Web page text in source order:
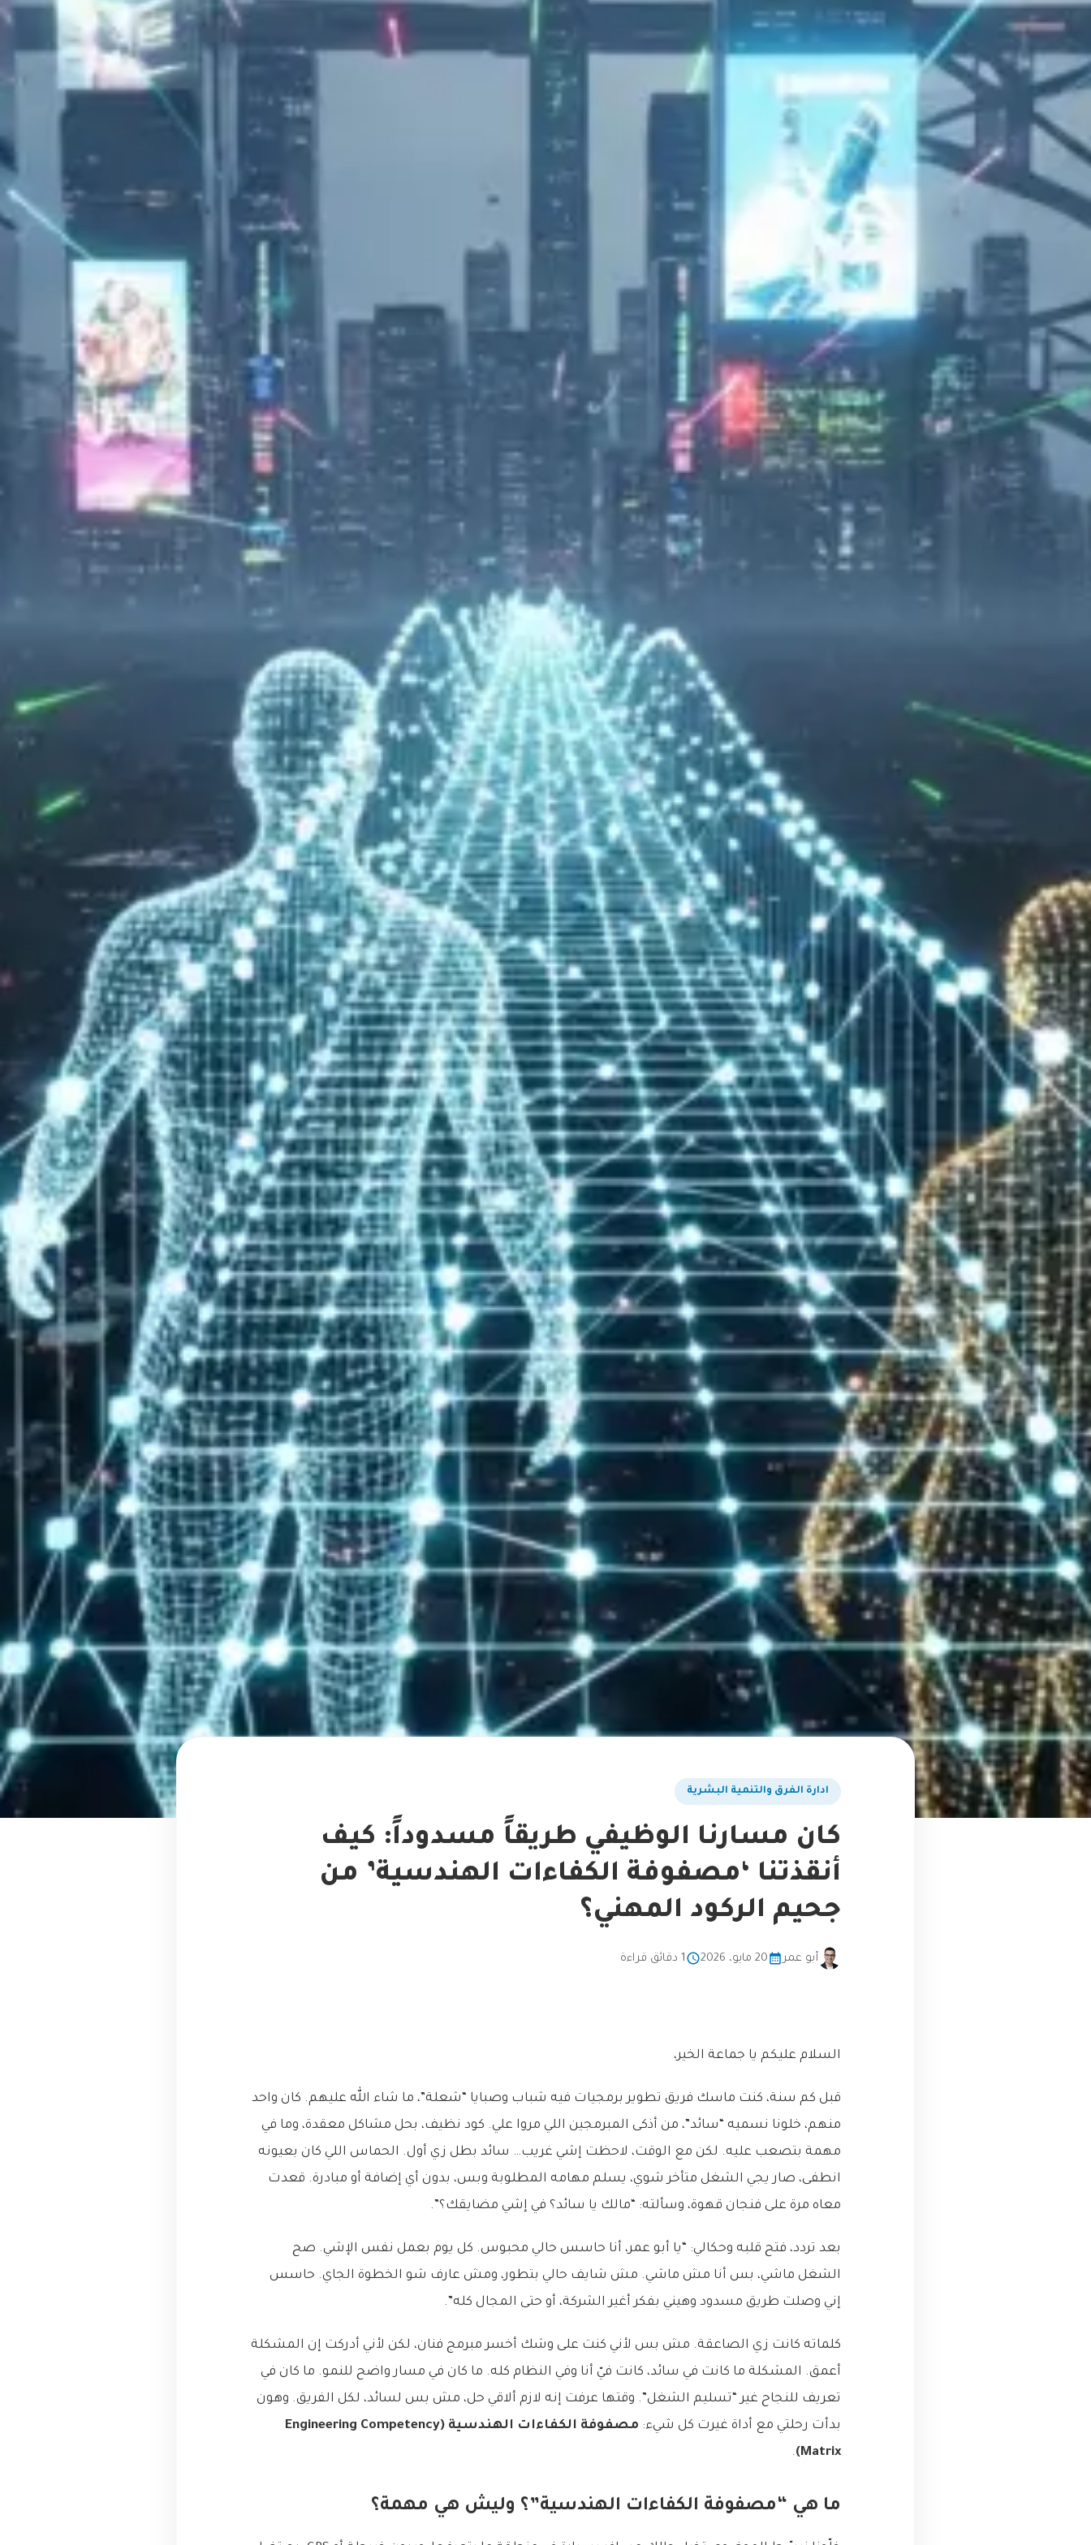
ادارة الفرق والتنمية البشرية
كان مسارنا الوظيفي طريقاً مسدوداً: كيف
أنقذتنا ‘مصفوفة الكفاءات الهندسية’ من
جحيم الركود المهني؟
أبو عمر 20 مايو، 2026 1 دقائق قراءة
السلام عليكم يا جماعة الخير،
قبل كم سنة، كنت ماسك فريق تطوير برمجيات فيه شباب وصبايا “شعلة”، ما شاء الله عليهم. كان واحد
منهم، خلونا نسميه “سائد”، من أذكى المبرمجين اللي مروا علي. كود نظيف، بحل مشاكل معقدة، وما في
مهمة بتصعب عليه. لكن مع الوقت، لاحظت إشي غريب… سائد بطل زي أول. الحماس اللي كان بعيونه
انطفى، صار يجي الشغل متأخر شوي، يسلم مهامه المطلوبة وبس، بدون أي إضافة أو مبادرة. قعدت
معاه مرة على فنجان قهوة، وسألته: “مالك يا سائد؟ في إشي مضايقك؟”.
بعد تردد، فتح قلبه وحكالي: “يا أبو عمر، أنا حاسس حالي محبوس. كل يوم بعمل نفس الإشي. صح
الشغل ماشي، بس أنا مش ماشي. مش شايف حالي بتطور، ومش عارف شو الخطوة الجاي. حاسس
إني وصلت طريق مسدود وهيني بفكر أغير الشركة، أو حتى المجال كله”.
كلماته كانت زي الصاعقة. مش بس لأني كنت على وشك أخسر مبرمج فنان، لكن لأني أدركت إن المشكلة
أعمق. المشكلة ما كانت في سائد، كانت فيّ أنا وفي النظام كله. ما كان في مسار واضح للنمو. ما كان في
تعريف للنجاح غير “تسليم الشغل”. وقتها عرفت إنه لازم ألاقي حل، مش بس لسائد، لكل الفريق. وهون
بدأت رحلتي مع أداة غيرت كل شيء:
مصفوفة الكفاءات الهندسية (Engineering Competency
Matrix)
.
ما هي “مصفوفة الكفاءات الهندسية”؟ وليش هي مهمة؟